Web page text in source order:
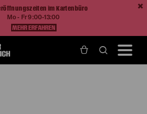
im Kartenbüro
Mo - Fr 9:00-13:00
MEHR ERFAHREN